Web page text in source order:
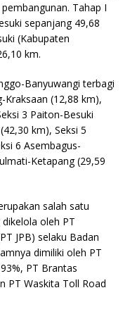
Tahap I
sepanjang 49,68
(Kabupaten
km.
Banyuwangi terbagi
Kraksaan (12,88 km),
3 Paiton-Besuki
km), Seksi 5
6 Asembagus-
Ketapang (29,59
salah satu
oleh PT
JPB) selaku Badan
dimiliki oleh PT
PT Brantas
PT Waskita Toll Road